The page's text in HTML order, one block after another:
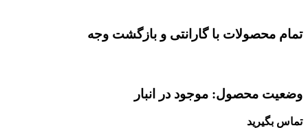
تمام محصولات با گارانتی و بازگشت وجه
وضعیت محصول: موجود در انبار
تماس بگیرید